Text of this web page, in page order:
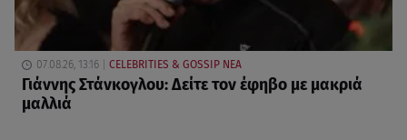
07.08.26, 13:16 CELEBRITIES & GOSSIP ΝΕΑ
Γιάννης Στάνκογλου: Δείτε τον έφηβο με μακριά
μαλλιά